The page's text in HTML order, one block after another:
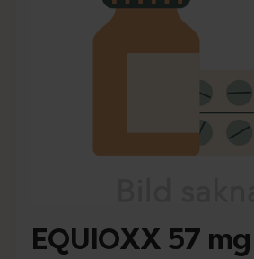
EQUIOXX 57 mg